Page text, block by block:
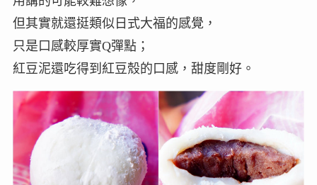
但其實就還挺類似日式大福的感覺，
只是口感較厚實Q彈點；
紅豆泥還吃得到紅豆殼的口感，甜度剛好。